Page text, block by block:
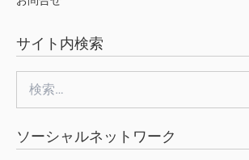
サイト内検索
索:
ソーシャルネットワーク